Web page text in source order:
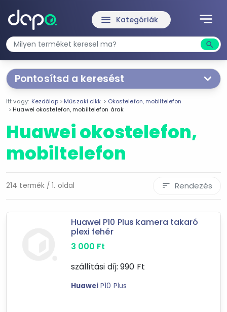
notes
menu Kategóriák
search
Pontosítsd a keresést
Segítünk a keresésben!
Válaszd ki a jellemzőketTe magad!
Termékjellemzők
Apple
Samsung
Itt vagy: Kezdőlap Műszaki cikk
Okostelefon, mobiltelefon
Huawei okostelefon, mobiltelefon árak
Huawei okostelefon,
mobiltelefon
214 termék / 1. oldal sort Rendezés
Huawei P10 Plus kamera takaró
plexi fehér
3 000 Ft
szállítási díj: 990 Ft
Huawei P10 Plus